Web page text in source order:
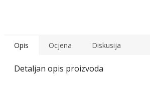
Opis Ocjena Diskusija